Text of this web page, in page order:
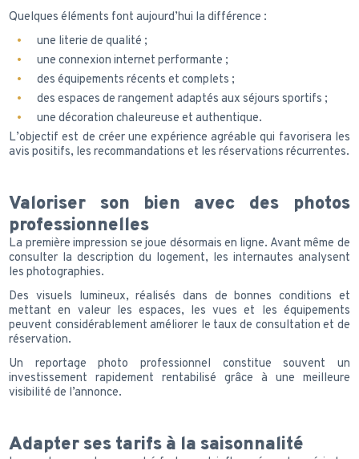
Quelques éléments font aujourd’hui la différence :
une literie de qualité ;
une connexion internet performante ;
des équipements récents et complets ;
des espaces de rangement adaptés aux séjours sportifs ;
une décoration chaleureuse et authentique.
L’objectif est de créer une expérience agréable qui favorisera les
avis positifs, les recommandations et les réservations récurrentes.
Valoriser son bien avec des photos
professionnelles
La première impression se joue désormais en ligne. Avant même de
consulter la description du logement, les internautes analysent
les photographies.
Des visuels lumineux, réalisés dans de bonnes conditions et
mettant en valeur les espaces, les vues et les équipements
peuvent considérablement améliorer le taux de consultation et de
réservation.
Un reportage photo professionnel constitue souvent un
investissement rapidement rentabilisé grâce à une meilleure
visibilité de l’annonce.
Adapter ses tarifs à la saisonnalité